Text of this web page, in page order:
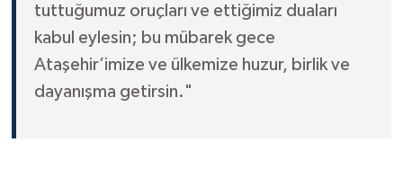
tuttuğumuz oruçları ve ettiğimiz duaları
kabul eylesin; bu mübarek gece
Ataşehir’imize ve ülkemize huzur, birlik ve
dayanışma getirsin."